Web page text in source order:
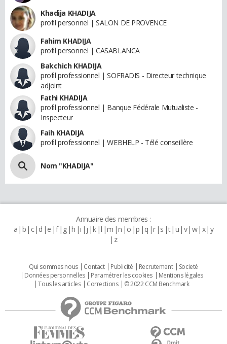
Khadija KHADIJA
profil personnel | SALON DE PROVENCE
Fahim KHADIJA
profil personnel | CASABLANCA
Bakchich KHADIJA
profil professionnel | SOFRADIS - Directeur technique
adjoint
Fathi KHADIJA
profil professionnel | Banque Fédérale Mutualiste -
Inspecteur
Faih KHADIJA
profil professionnel | WEBHELP - Télé conseillère
Nom "KHADIJA"
Annuaire des membres :
a b c d e f g h i j k l m n o p q r s t u v w x y
z
Qui sommes nous Contact Publicité Recrutement
Societé
Données personnelles
Paramétrer les cookies
Mentions légales
Tous les articles
Corrections © 2022 CCM Benchmark